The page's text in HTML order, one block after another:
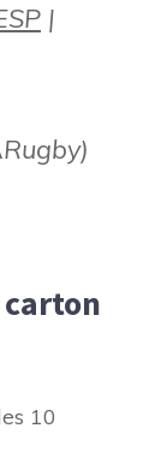
|
10